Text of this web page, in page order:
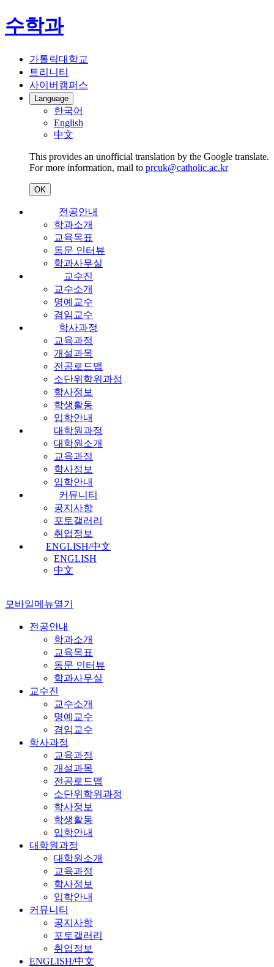
수학과
가톨릭대학교
트리니티
사이버캠퍼스
Language
한국어
English
中文
This provides an unofficial translation by the Google translate.
For more information, mail to prcuk@catholic.ac.kr
OK
전공안내
학과소개
교육목표
동문 인터뷰
학과사무실
교수진
교수소개
명예교수
겸임교수
학사과정
교육과정
개설과목
전공로드맵
소단위학위과정
학사정보
학생활동
입학안내
대학원과정
대학원소개
교육과정
학사정보
입학안내
커뮤니티
공지사항
포토갤러리
취업정보
ENGLISH/中文
ENGLISH
中文
모바일메뉴열기
전공안내
학과소개
교육목표
동문 인터뷰
학과사무실
교수진
교수소개
명예교수
겸임교수
학사과정
교육과정
개설과목
전공로드맵
소단위학위과정
학사정보
학생활동
입학안내
대학원과정
대학원소개
교육과정
학사정보
입학안내
커뮤니티
공지사항
포토갤러리
취업정보
ENGLISH/中文